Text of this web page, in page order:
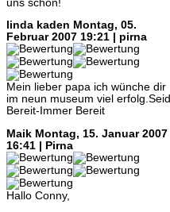
uns schon!
linda kaden Montag, 05.
Februar 2007 19:21 | pirna
Mein lieber papa ich wünche dir
im neun museum viel erfolg.Seid
Bereit-Immer Bereit
Maik Montag, 15. Januar 2007
16:41 | Pirna
Hallo Conny,